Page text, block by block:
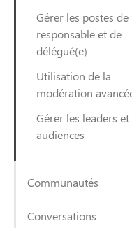
Gérer les postes de
responsable et de
délégué(e)
Utilisation de la
modération
Gérer les leaders et
audiences
Communautés
Conversations